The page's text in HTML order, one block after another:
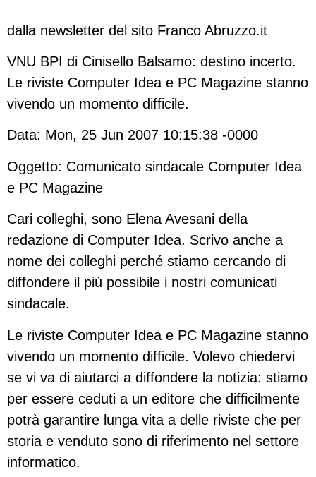
dalla newsletter del sito Franco Abruzzo.it
VNU BPI di Cinisello Balsamo: destino incerto.
Le riviste Computer Idea e PC Magazine stanno
vivendo un momento difficile.
Data: Mon, 25 Jun 2007 10:15:38 -0000
Oggetto: Comunicato sindacale Computer Idea
e PC Magazine
Cari colleghi, sono Elena Avesani della
redazione di Computer Idea. Scrivo anche a
nome dei colleghi perché stiamo cercando di
diffondere il più possibile i nostri comunicati
sindacale.
Le riviste Computer Idea e PC Magazine stanno
vivendo un momento difficile. Volevo chiedervi
se vi va di aiutarci a diffondere la notizia: stiamo
per essere ceduti a un editore che difficilmente
potrà garantire lunga vita a delle riviste che per
storia e venduto sono di riferimento nel settore
informatico.